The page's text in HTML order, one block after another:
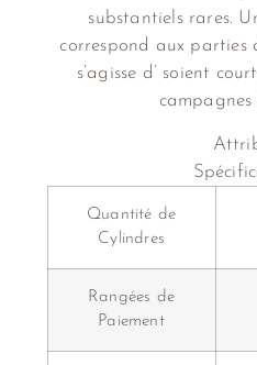
substantiels rares.
correspond aux parties
s’agisse d’ soient
campagnes
Quantité de
Cylindres
Rangées de
Paiement